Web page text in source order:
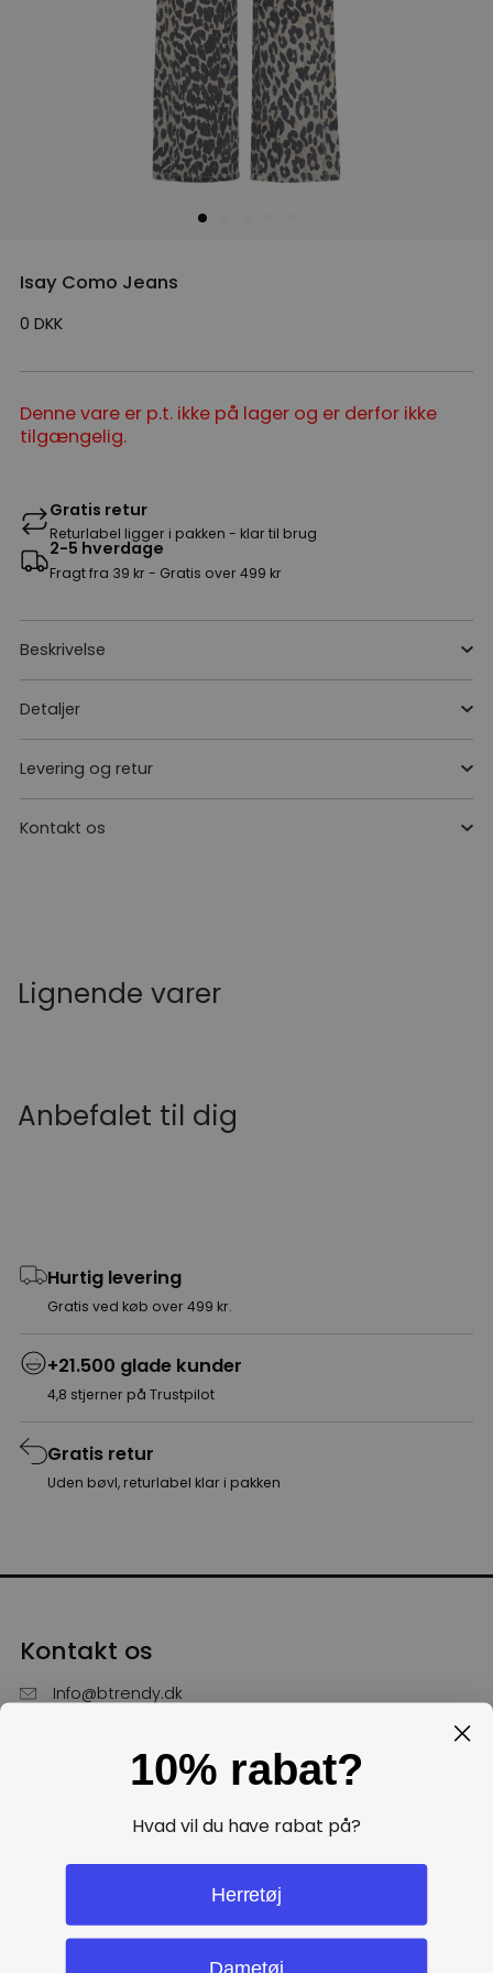
Isay Como Jeans
0 DKK
Denne vare er p.t. ikke på lager og er derfor ikke
tilgængelig.
Gratis retur
Returlabel ligger i pakken - klar til brug
2-5 hverdage
Fragt fra 39 kr - Gratis over 499 kr
Beskrivelse
Detaljer
Levering og retur
Kontakt os
Lignende varer
Anbefalet til dig
Hurtig levering
Gratis ved køb over 499 kr.
+21.500 glade kunder
4,8 stjerner på Trustpilot
Gratis retur
Uden bøvl, returlabel klar i pakken
Kontakt os
Info@btrendy.dk
Hverdage fra kl. 10 - 16
10% rabat?
Hvad vil du have rabat på?
Herretøj